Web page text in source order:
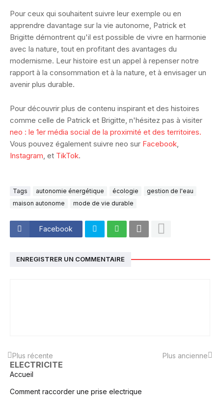
Pour ceux qui souhaitent suivre leur exemple ou en
apprendre davantage sur la vie autonome, Patrick et
Brigitte démontrent qu'il est possible de vivre en harmonie
avec la nature, tout en profitant des avantages du
modernisme. Leur histoire est un appel à repenser notre
rapport à la consommation et à la nature, et à envisager un
avenir plus durable.
Pour découvrir plus de contenu inspirant et des histoires
comme celle de Patrick et Brigitte, n'hésitez pas à visiter
neo : le 1er média social de la proximité et des territoires.
Vous pouvez également suivre neo sur Facebook
Instagram , et TikTok.
Tags autonomie énergétique écologie
gestion de l'eau
maison autonome
mode de vie durable
Facebook
ENREGISTRER UN COMMENTAIRE
Plus récente Plus ancienne
ELECTRICITE
Accueil
Comment raccorder une prise electrique